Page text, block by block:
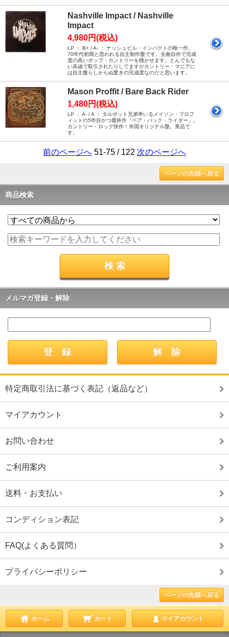
Nashville Impact / Nashville
Impact
4,980円(税込)
LP ： B+ / A- ： ナッシュビル・インパクトの唯一作。
70年代初期と思われる自主制作盤です。全曲自作で完成
度の高いポップ・カントリーを聴かせます。とんでもな
い高値で取引されたりしてますがカントリー・マニアに
は自主盤らしからぬ驚きの完成度なのだと思います。
Mason Proffit / Bare Back Rider
1,480円(税込)
LP ： A- / A ： タルボット兄弟率いるメイソン・プロフ
ィットの5作目かつ最終作「ベア・バック・ライダー」。
カントリー・ロック快作！米国オリジナル盤。美品で
す。
前のページへ 51-75 / 122 次のページへ
ページの先頭へ戻る
商品検索
メルマガ登録・解除
特定商取引法に基づく表記（返品など）
マイアカウント
お問い合わせ
ご利用案内
送料・お支払い
コンディション表記
FAQ(よくある質問）
プライバシーポリシー
ページの先頭へ戻る
ホーム カート マイアカウント